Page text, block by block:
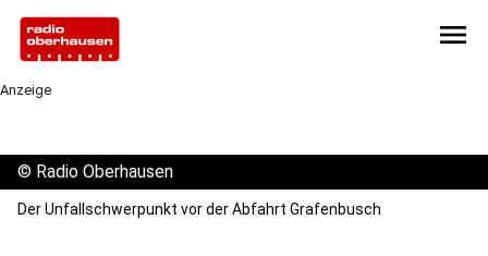
menu
Anzeige
© Radio Oberhausen
Der Unfallschwerpunkt vor der Abfahrt Grafenbusch